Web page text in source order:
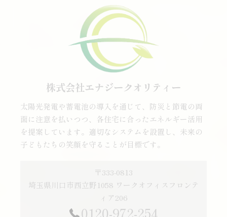
株式会社エナジークオリティー
太陽光発電や蓄電池の導入を通じて、防災と節電の両
面に注意を払いつつ、各住宅に合ったエネルギー活用
を提案しています。適切なシステムを設置し、未来の
子どもたちの笑顔を守ることが目標です。
〒333-0813
埼玉県川口市西立野1058 ワークオフィスフロンテ
ィア206
0120-972-254